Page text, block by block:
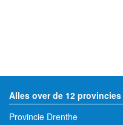
Alles over de 12 provincies
Provincie Drenthe